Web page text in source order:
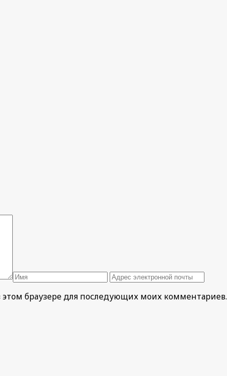
браузере для последующих моих комментариев.